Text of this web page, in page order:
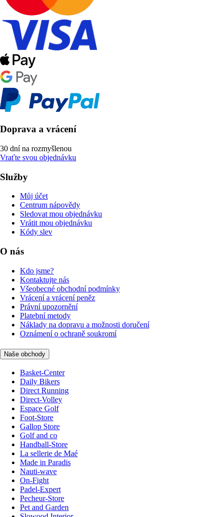
Doprava a vrácení
30 dní na rozmyšlenou
Vraťte svou objednávku
Služby
Můj účet
Centrum nápovědy
Sledovat mou objednávku
Vrátit mou objednávku
Kódy slev
O nás
Kdo jsme?
Kontaktujte nás
Všeobecné obchodní podmínky
Vrácení a vrácení peněz
Právní upozornění
Platební metody
Náklady na dopravu a možnosti doručení
Oznámení o ochraně soukromí
Naše obchody
Basket-Center
Daily Bikers
Direct Running
Direct-Volley
Espace Golf
Foot-Store
Gallop Store
Golf and co
Handball-Store
La sellerie de Maé
Made in Paradis
Nauti-wave
On-Fight
Padel-Expert
Pecheur-Store
Pet and Garden